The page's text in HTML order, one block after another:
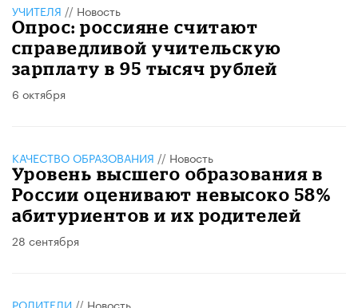
УЧИТЕЛЯ // Новость
Опрос: россияне считают
справедливой учительскую
зарплату в 95 тысяч рублей
6 октября
КАЧЕСТВО ОБРАЗОВАНИЯ // Новость
Уровень высшего образования в
России оценивают невысоко 58%
абитуриентов и их родителей
28 сентября
РОДИТЕЛИ // Новость